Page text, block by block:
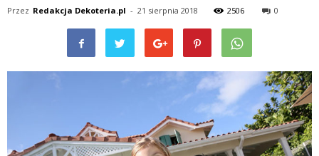
Przez Redakcja Dekoteria.pl - 21 sierpnia 2018 2506 0